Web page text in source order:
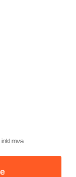
inkl mva